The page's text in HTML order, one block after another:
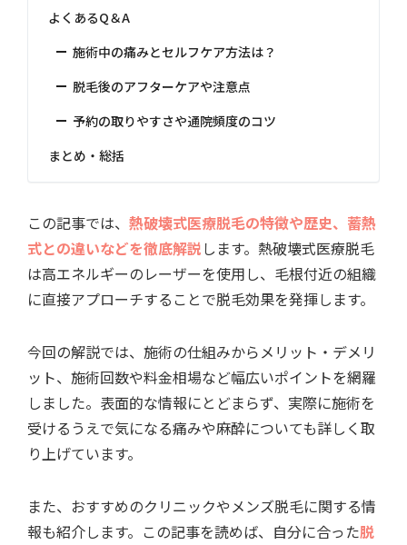
よくあるQ＆A
施術中の痛みとセルフケア方法は？
脱毛後のアフターケアや注意点
予約の取りやすさや通院頻度のコツ
まとめ・総括
この記事では、 熱破壊式医療脱毛の特徴や歴史、蓄熱
式との違いなどを徹底解説します。熱破壊式医療脱毛
は高エネルギーのレーザーを使用し、毛根付近の組織
に直接アプローチすることで脱毛効果を発揮します。
今回の解説では、施術の仕組みからメリット・デメリ
ット、施術回数や料金相場など幅広いポイントを網羅
しました。表面的な情報にとどまらず、実際に施術を
受けるうえで気になる痛みや麻酔についても詳しく取
り上げています。
また、おすすめのクリニックやメンズ脱毛に関する情
報も紹介します。この記事を読めば、自分に合った脱